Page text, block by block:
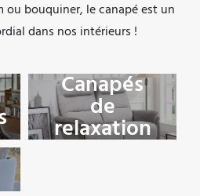
bouquiner, le canapé est un
dans nos intérieurs !
Canapés
de
relaxation